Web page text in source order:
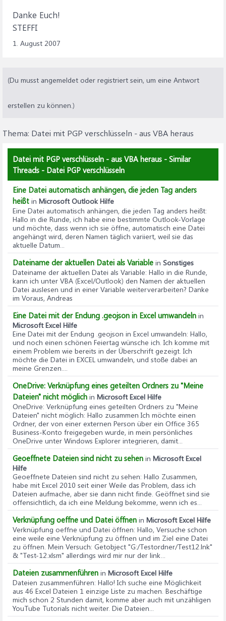
Danke Euch!
STEFFI
1. August 2007
(Du musst angemeldet oder registriert sein, um eine Antwort
erstellen zu können.)
Thema: Datei mit PGP verschlüsseln - aus VBA heraus
Datei mit PGP verschlüsseln - aus VBA heraus - Similar
Threads - Datei PGP verschlüsseln
Eine Datei automatisch anhängen, die jeden Tag anders
heißt in Microsoft Outlook Hilfe
Eine Datei automatisch anhängen, die jeden Tag anders heißt:
Hallo in die Runde, ich habe eine bestimmte Outlook-Vorlage
und möchte, dass wenn ich sie öffne, automatisch eine Datei
angehängt wird, deren Namen täglich variiert, weil sie das
aktuelle Datum...
Dateiname der aktuellen Datei als Variable in Sonstiges
Dateiname der aktuellen Datei als Variable: Hallo in die Runde,
kann ich unter VBA (Excel/Outlook) den Namen der aktuellen
Datei auslesen und in einer Variable weiterverarbeiten? Danke
im Voraus, Andreas
Eine Datei mit der Endung .geojson in Excel umwandeln in
Microsoft Excel Hilfe
Eine Datei mit der Endung .geojson in Excel umwandeln: Hallo,
und noch einen schönen Feiertag wünsche ich. Ich komme mit
einem Problem wie bereits in der Überschrift gezeigt. Ich
möchte die Datei in EXCEL umwandeln, und stoße dabei an
meine Grenzen....
OneDrive: Verknüpfung eines geteilten Ordners zu "Meine
Dateien" nicht möglich in Microsoft Excel Hilfe
OneDrive: Verknüpfung eines geteilten Ordners zu "Meine
Dateien" nicht möglich: Hallo zusammen Ich möchte einen
Ordner, der von einer externen Person über ein Office 365
Business-Konto freigegeben wurde, in mein persönliches
OneDrive unter Windows Explorer integrieren, damit...
Geoeffnete Dateien sind nicht zu sehen in Microsoft Excel
Hilfe
Geoeffnete Dateien sind nicht zu sehen: Hallo Zusammen,
habe mit Excel 2010 seit einer Weile das Problem, dass ich
Dateien aufmache, aber sie dann nicht finde. Geöffnet sind sie
offensichtlich, da ich eine Meldung bekomme, wenn ich es...
Verknüpfung oeffne und Datei öffnen in Microsoft Excel Hilfe
Verknüpfung oeffne und Datei öffnen: Hallo, Versuche schon
eine weile eine Verknüpfung zu öffnen und im Ziel eine Datei
zu öffnen. Mein Versuch: Getobject "G:/Testordner/Test12.lnk"
& "Test-12.xlsm" allerdings wird mir nur der link...
Dateien zusammenführen in Microsoft Excel Hilfe
Dateien zusammenführen: Hallo! Ich suche eine Möglichkeit
aus 46 Excel Dateien 1 einzige Liste zu machen. Beschäftige
mich schon 2 Stunden damit, komme aber auch mit unzähligen
YouTube Tutorials nicht weiter. Die Dateien...